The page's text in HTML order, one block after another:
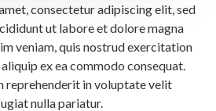
consectetur adipiscing elit, sed
ut labore et dolore magna
veniam, quis nostrud exercitation
ex ea commodo consequat.
reprehenderit in voluptate velit
nulla pariatur.